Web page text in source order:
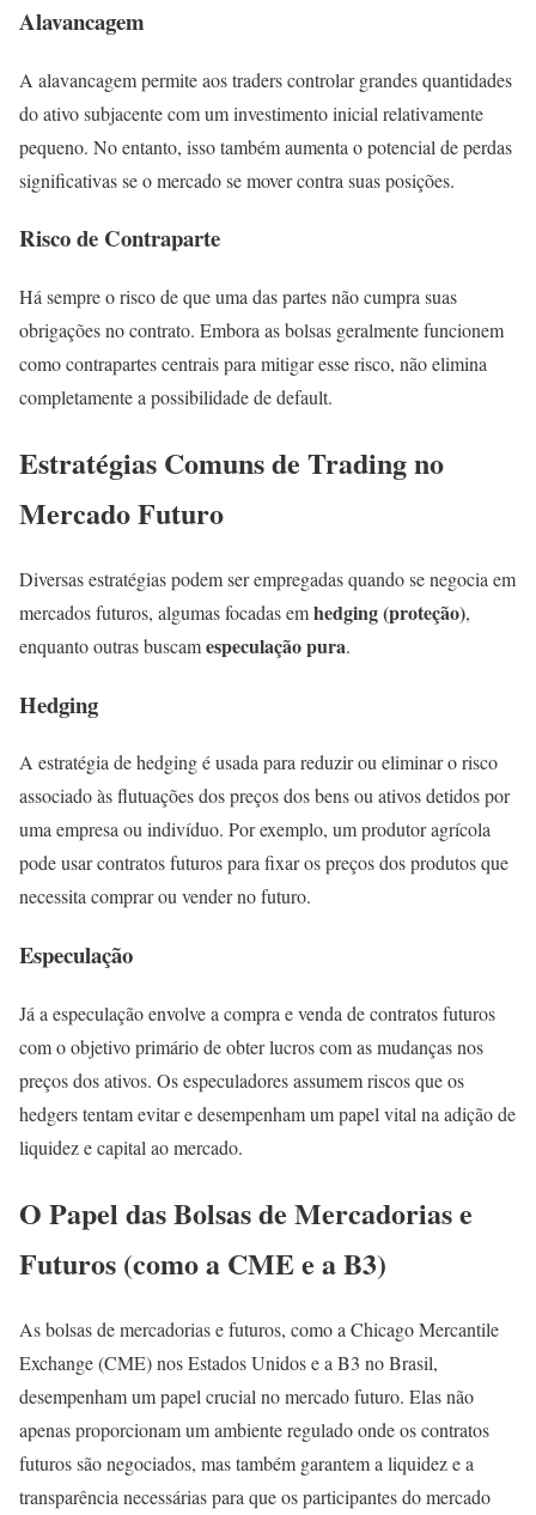
Alavancagem
A alavancagem permite aos traders controlar grandes quantidades
do ativo subjacente com um investimento inicial relativamente
pequeno. No entanto, isso também aumenta o potencial de perdas
significativas se o mercado se mover contra suas posições.
Risco de Contraparte
Há sempre o risco de que uma das partes não cumpra suas
obrigações no contrato. Embora as bolsas geralmente funcionem
como contrapartes centrais para mitigar esse risco, não elimina
completamente a possibilidade de default.
Estratégias Comuns de Trading no
Mercado Futuro
Diversas estratégias podem ser empregadas quando se negocia em
mercados futuros, algumas focadas emhedging (proteção),
enquanto outras buscamespeculação pura.
Hedging
A estratégia de hedging é usada para reduzir ou eliminar o risco
associado às flutuações dos preços dos bens ou ativos detidos por
uma empresa ou indivíduo. Por exemplo, um produtor agrícola
pode usar contratos futuros para fixar os preços dos produtos que
necessita comprar ou vender no futuro.
Especulação
Já a especulação envolve a compra e venda de contratos futuros
com o objetivo primário de obter lucros com as mudanças nos
preços dos ativos. Os especuladores assumem riscos que os
hedgers tentam evitar e desempenham um papel vital na adição de
liquidez e capital ao mercado.
O Papel das Bolsas de Mercadorias e
Futuros (como a CME e a B3)
As bolsas de mercadorias e futuros, como a Chicago Mercantile
Exchange (CME) nos Estados Unidos e a B3 no Brasil,
desempenham um papel crucial no mercado futuro. Elas não
apenas proporcionam um ambiente regulado onde os contratos
futuros são negociados, mas também garantem a liquidez e a
transparência necessárias para que os participantes do mercado